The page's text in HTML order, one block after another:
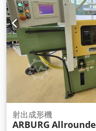
射出成形機
ARBURG